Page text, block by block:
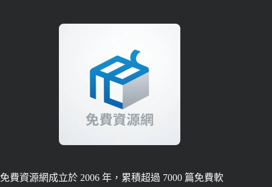
免費資源網成立於 2006 年，累積超過 7000 篇免費軟